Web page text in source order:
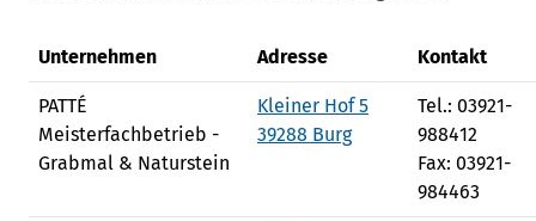
Unternehmen Adresse Kontakt
PATTÉ
Meisterfachbetrieb -
Grabmal & Naturstein
Kleiner Hof 5
39288 Burg
Tel.: 03921-
988412
Fax: 03921-
984463